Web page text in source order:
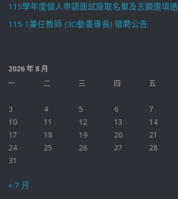
115學年度個人申請面試錄取名單及志願選填
115-1兼任教師 (3D動畫專長) 徵聘公告
2026 年 8 月
一
二 三 四 五
3
4 5 6 7
10
11 12 13 14
17
18 19 20 21
24
25 26 27 28
31
« 7 月